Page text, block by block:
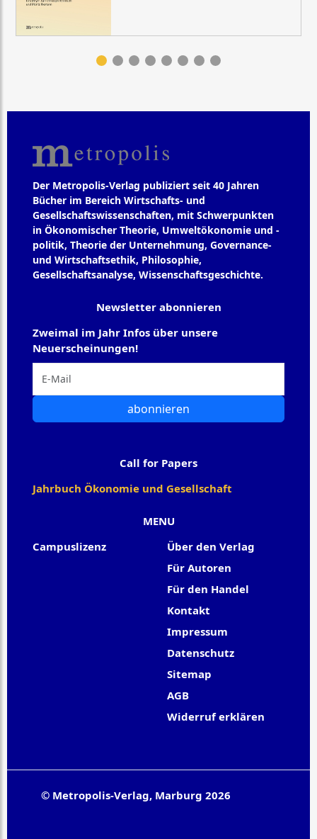
Der Metropolis-Verlag publiziert seit 40 Jahren
Bücher im Bereich Wirtschafts- und
Gesellschaftswissenschaften, mit Schwerpunkten
in Ökonomischer Theorie, Umweltökonomie und -
politik, Theorie der Unternehmung, Governance-
und Wirtschaftsethik, Philosophie,
Gesellschaftsanalyse, Wissenschaftsgeschichte.
MENU
Campuslizenz
Über den Verlag
Für Autoren
Für den Handel
Kontakt
Impressum
Datenschutz
Sitemap
AGB
Widerruf erklären
Newsletter abonnieren
Zweimal im Jahr Infos über unsere
Neuerscheinungen!
abonnieren
Call for Papers
Jahrbuch Ökonomie und Gesellschaft
© Metropolis-Verlag, Marburg 2026